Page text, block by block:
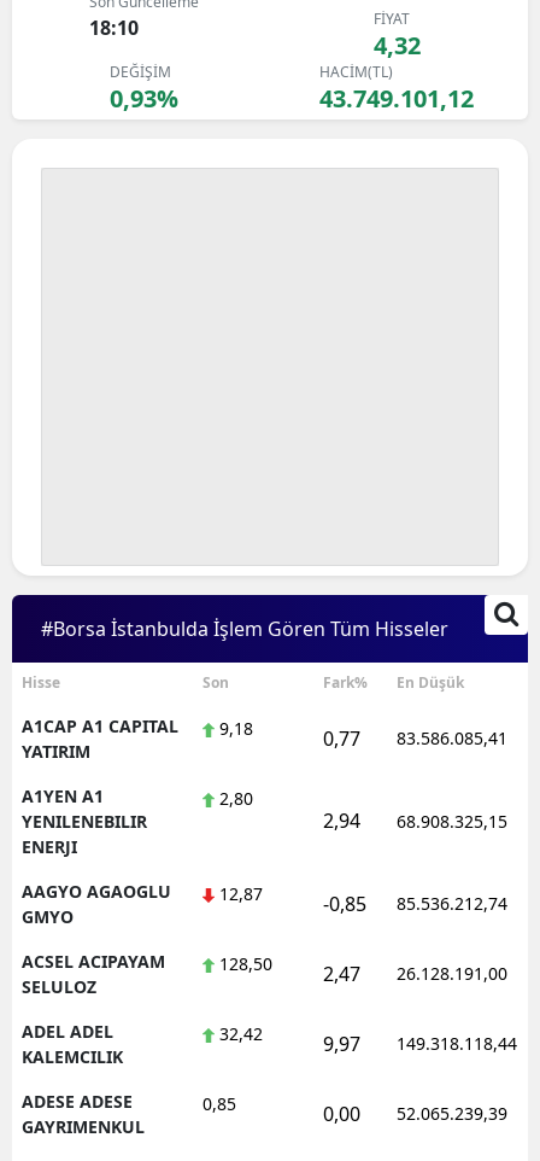
Bingöl
Bitlis
Bolu
Edirne
Elazığ
Erzincan
Gaziantep
Gümüşhane
Hakkari
Mersin
18:10 FİYAT
4,32
DEĞİŞİM
0,93%
HACİM(TL)
43.749.101,12
#Borsa İstanbulda İşlem Gören Tüm Hisseler
Hisse Son Fark% En Düşük
A1CAP A1 CAPITAL
YATIRIM
9,18 0,77 83.586.085,41
A1YEN A1
YENILENEBILIR
ENERJI
2,80
2,94 68.908.325,15
AAGYO AGAOGLU
GMYO
12,87 -0,85 85.536.212,74
ACSEL ACIPAYAM
SELULOZ
128,50 2,47 26.128.191,00
ADEL ADEL
KALEMCILIK
32,42 9,97 149.318.118,44
ADESE ADESE
GAYRIMENKUL
0,85 0,00 52.065.239,39